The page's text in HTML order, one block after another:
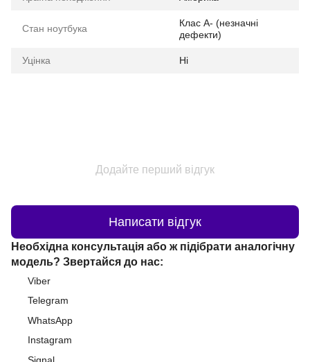
Стан ноутбука
Клас A- (незначні
дефекти)
Уцінка Ні
Додайте перший відгук
Написати відгук
Необхідна консультація або ж підібрати аналогічну
модель? Звертайся до нас:
Viber
Telegram
WhatsApp
Instagram
Signal